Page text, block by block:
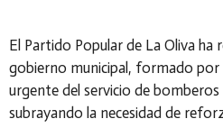
El Partido Popular de La Oliva ha
gobierno municipal, formado por
urgente del servicio de bomberos
subrayando la necesidad de